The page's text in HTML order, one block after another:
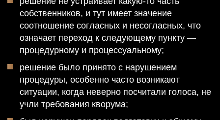
собственников, и тут имеет значение
соотношение согласных и несогласных, что
означает переход к следующему пункту —
процедурному и процессуальному;
решение было принято с нарушением
процедуры, особенно часто возникают
ситуации, когда неверно посчитали голоса, не
учли требования кворума;